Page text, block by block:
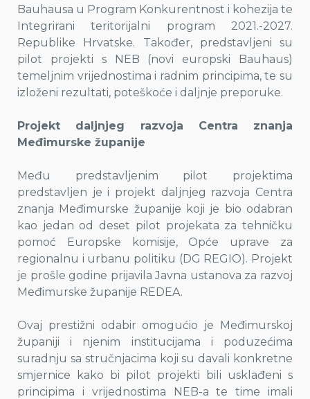
Bauhausa u Program Konkurentnost i kohezija te
Integrirani teritorijalni program 2021.-2027.
Republike Hrvatske. Također, predstavljeni su
pilot projekti s NEB (novi europski Bauhaus)
temeljnim vrijednostima i radnim principima, te su
izloženi rezultati, poteškoće i daljnje preporuke.
Projekt daljnjeg razvoja Centra znanja
Međimurske županije
Među predstavljenim pilot projektima
predstavljen je i projekt daljnjeg razvoja Centra
znanja Međimurske županije koji je bio odabran
kao jedan od deset pilot projekata za tehničku
pomoć Europske komisije, Opće uprave za
regionalnu i urbanu politiku (DG REGIO). Projekt
je prošle godine prijavila Javna ustanova za razvoj
Međimurske županije REDEA.
Ovaj prestižni odabir omogućio je Međimurskoj
županiji i njenim institucijama i poduzećima
suradnju sa stručnjacima koji su davali konkretne
smjernice kako bi pilot projekti bili usklađeni s
principima i vrijednostima NEB-a te time imali